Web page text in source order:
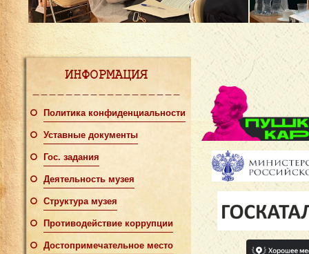
ИНФОРМАЦИЯ
Политика конфиденциальности
Уставные документы
Гос. задания
Деятельность музея
Структура музея
Противодействие коррупции
Достопримечательное место